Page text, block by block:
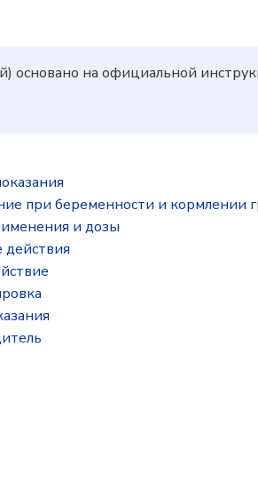
основано на официальной
при беременности и кормлении
и дозы